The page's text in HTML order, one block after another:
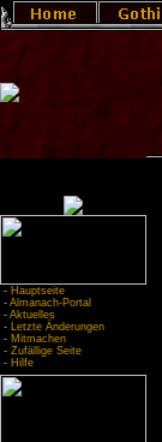
- Hauptseite
- Almanach-Portal
- Aktuelles
- Letzte Änderungen
- Mitmachen
- Zufällige Seite
- Hilfe